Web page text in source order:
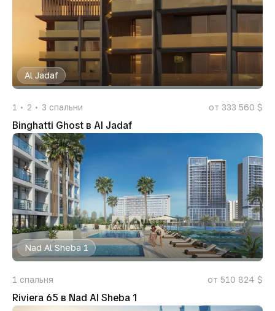
Al Jadaf
1 2 3 спальни от 333 560 $
Binghatti Ghost в Al Jadaf
Nad Al Sheba 1
1 спальня от 510 824 $
Riviera 65 в Nad Al Sheba 1